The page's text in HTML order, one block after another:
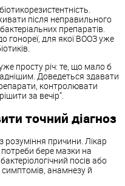
після неправильного
препаратів.
гонореї, для якої ВООЗ уже
просту річ: те, що мало б
Доведеться здавати
контролювати
за вечір”.
точний діагноз
розуміння причини. Лікар
бере мазки на
посів або
симптомів, анамнезу й